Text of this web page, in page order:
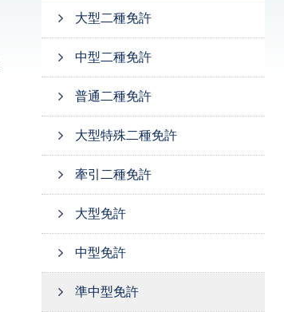
大型二種免許
中型二種免許
普通二種免許
大型特殊二種免許
牽引二種免許
大型免許
中型免許
準中型免許